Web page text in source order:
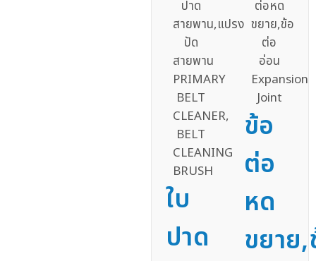
ใบ
ปาด
ข้อ
ต่อ
หด
ขยาย